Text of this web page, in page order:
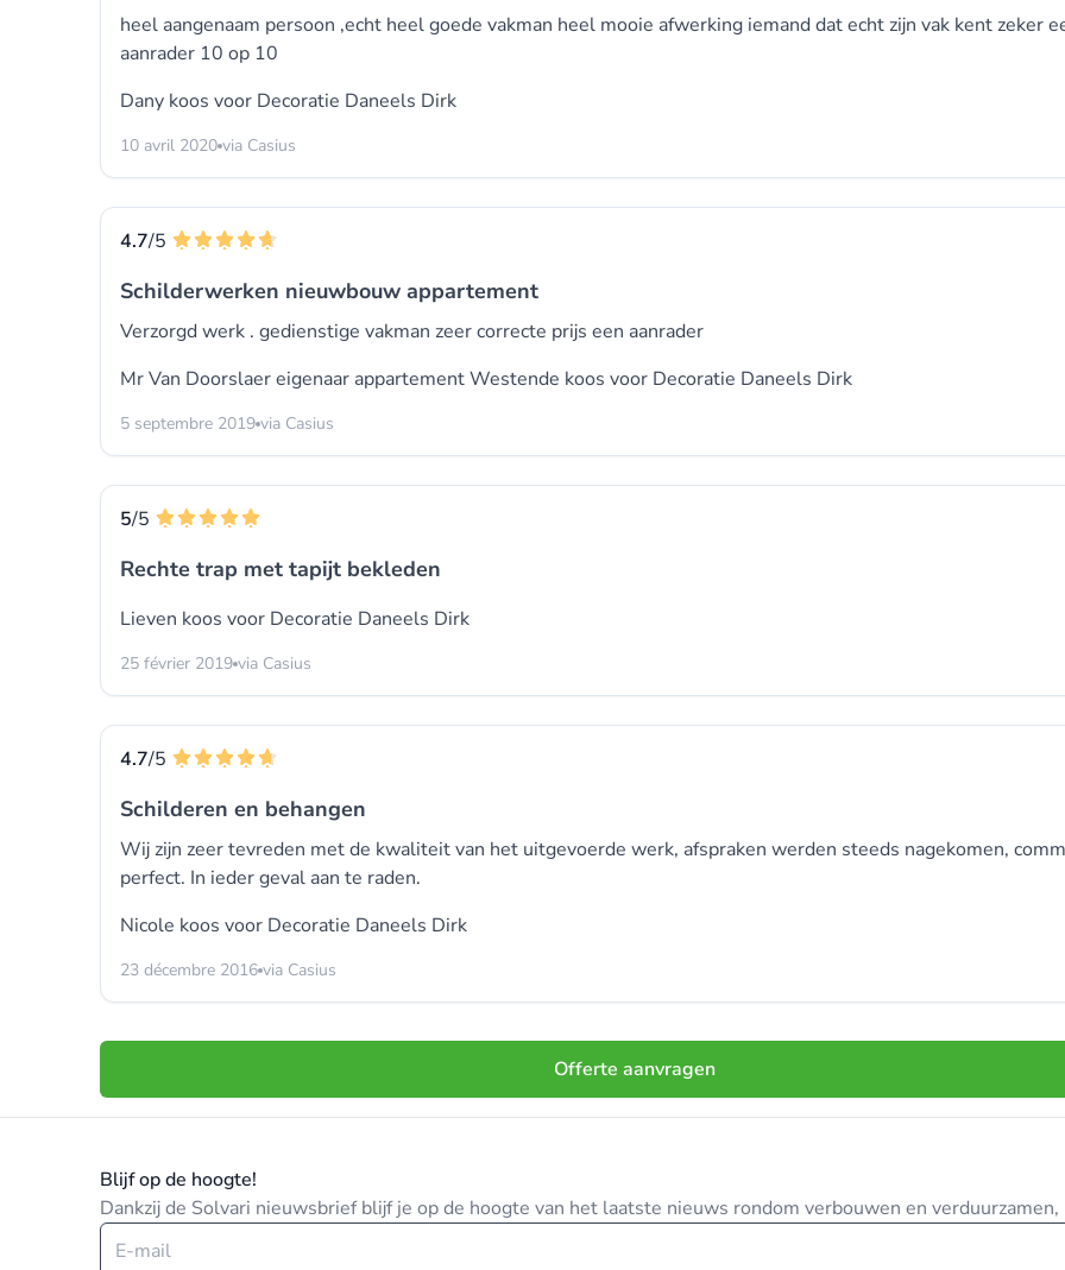
heel aangenaam persoon ,echt heel goede vakman heel mooie afwerking iemand dat echt zijn vak kent zeker
aanrader 10 op 10
Dany koos voor Decoratie Daneels Dirk
10 avril 2020 via Casius
4.7/5
Schilderwerken nieuwbouw appartement
Verzorgd werk . gedienstige vakman zeer correcte prijs een aanrader
Mr Van Doorslaer eigenaar appartement Westende koos voor Decoratie Daneels Dirk
5 septembre 2019 via Casius
5/5
Rechte trap met tapijt bekleden
Lieven koos voor Decoratie Daneels Dirk
25 février 2019 via Casius
4.7/5
Schilderen en behangen
Wij zijn zeer tevreden met de kwaliteit van het uitgevoerde werk, afspraken werden steeds nagekomen,
perfect. In ieder geval aan te raden.
Nicole koos voor Decoratie Daneels Dirk
23 décembre 2016 via Casius
Offerte aanvragen
Blijf op de hoogte!
Dankzij de Solvari nieuwsbrief blijf je op de hoogte van het laatste nieuws rondom verbouwen en